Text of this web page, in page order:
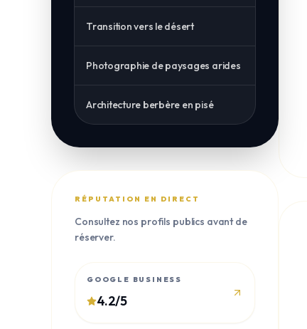
Transition vers le désert
Photographie de paysages arides
Architecture berbère en pisé
RÉPUTATION EN DIRECT
Consultez nos profils publics avant de
réserver.
GOOGLE BUSINESS
4.2/5